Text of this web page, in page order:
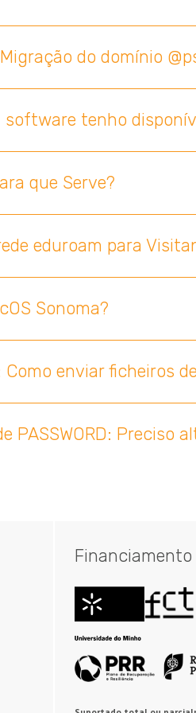
Migração do domínio
software tenho
que Serve?
eduroam para
Sonoma?
Como enviar ficheiros
PASSWORD:
Financiamento